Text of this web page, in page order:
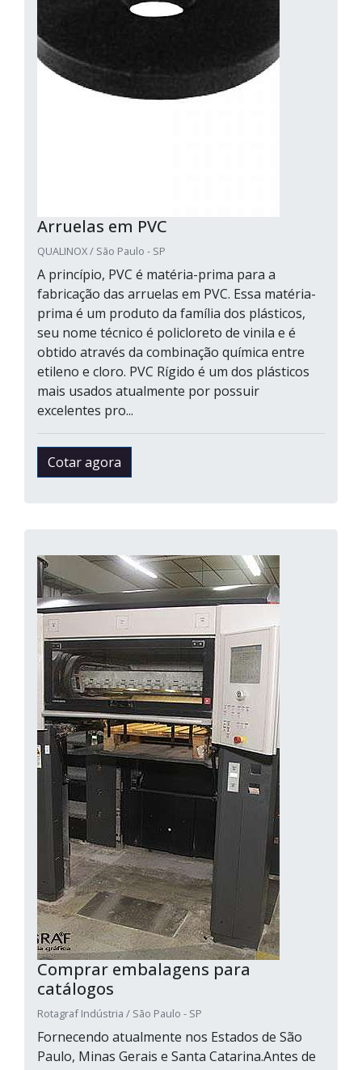
Arruelas em PVC
QUALINOX / São Paulo - SP
A princípio, PVC é matéria-prima para a
fabricação das arruelas em PVC. Essa matéria-
prima é um produto da família dos plásticos,
seu nome técnico é policloreto de vinila e é
obtido através da combinação química entre
etileno e cloro. PVC Rígido é um dos plásticos
mais usados atualmente por possuir
excelentes pro...
Cotar agora
Comprar embalagens para
catálogos
Rotagraf Indústria / São Paulo - SP
Fornecendo atualmente nos Estados de São
Paulo, Minas Gerais e Santa Catarina.Antes de